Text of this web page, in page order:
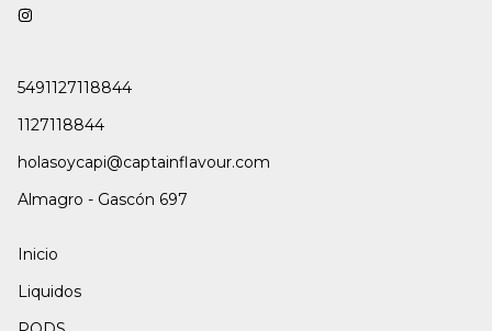
5491127118844
1127118844
holasoycapi@captainflavour.com
Almagro - Gascón 697
Inicio
Liquidos